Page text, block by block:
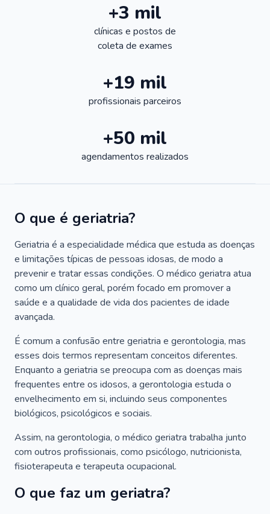
+3 mil
clínicas e postos de
coleta de exames
+19 mil
profissionais parceiros
+50 mil
agendamentos realizados
O que é geriatria?
Geriatria é a especialidade médica que estuda as doenças
e limitações típicas de pessoas idosas, de modo a
prevenir e tratar essas condições. O médico geriatra atua
como um clínico geral, porém focado em promover a
saúde e a qualidade de vida dos pacientes de idade
avançada.
É comum a confusão entre geriatria e gerontologia, mas
esses dois termos representam conceitos diferentes.
Enquanto a geriatria se preocupa com as doenças mais
frequentes entre os idosos, a gerontologia estuda o
envelhecimento em si, incluindo seus componentes
biológicos, psicológicos e sociais.
Assim, na gerontologia, o médico geriatra trabalha junto
com outros profissionais, como psicólogo, nutricionista,
fisioterapeuta e terapeuta ocupacional.
O que faz um geriatra?